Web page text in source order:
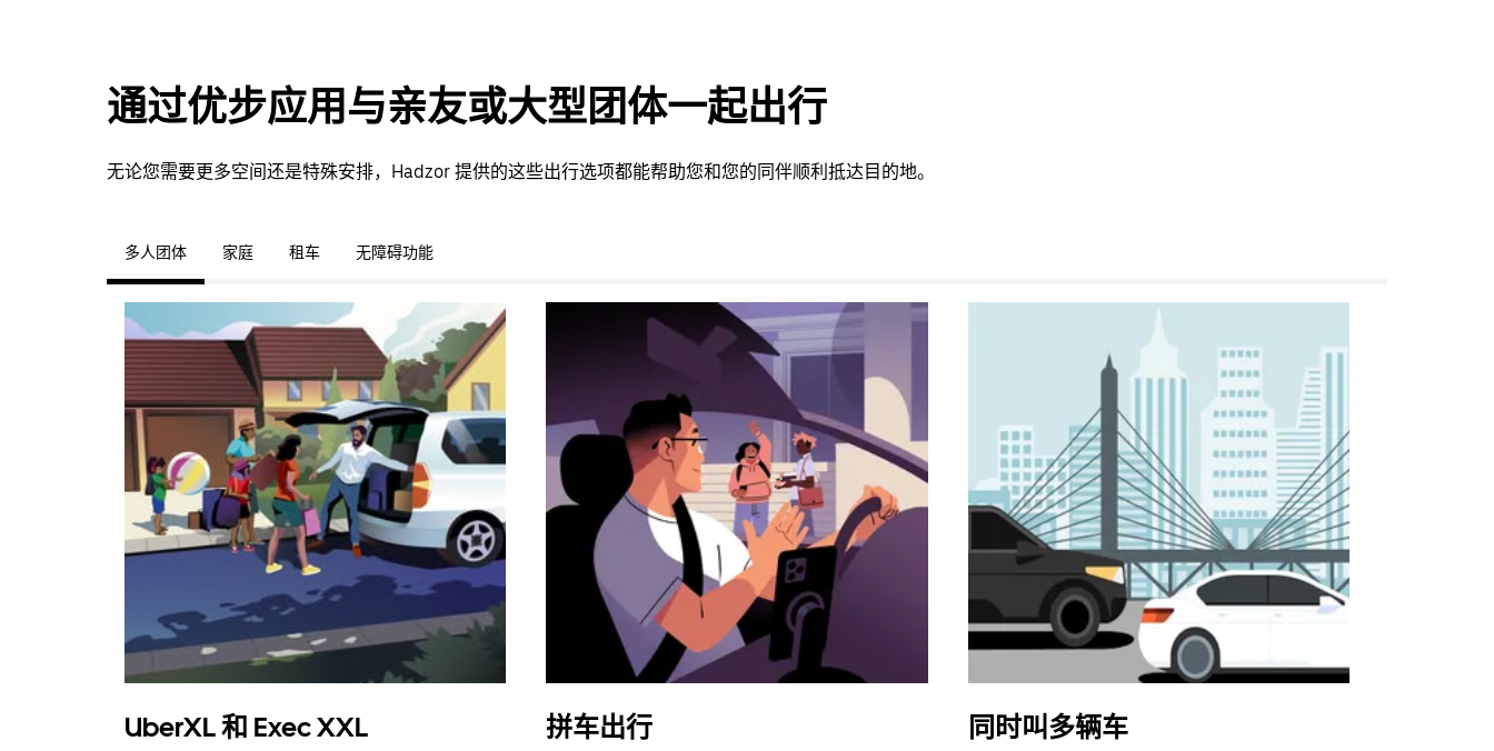
通过优步应用与亲友或大型团体一起出行
无论您需要更多空间还是特殊安排，Hadzor 提供的这些出行选项都能帮助您和您的同伴顺利抵达目的地。
多人团体 家庭 租车 无障碍功能
UberXL 和 Exec XXL 拼车出行 同时叫多辆车